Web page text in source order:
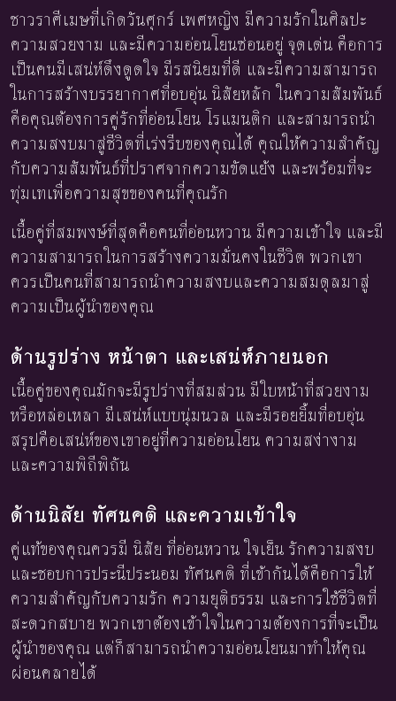
ชาวราศีเมษที่เกิดวันศุกร์ เพศหญิง มีความรักในศิลปะ
ความสวยงาม และมีความอ่อนโยนซ่อนอยู่ จุดเด่น คือการ
เป็นคนมีเสน่ห์ดึงดูดใจ มีรสนิยมที่ดี และมีความสามารถ
ในการสร้างบรรยากาศที่อบอุ่น นิสัยหลัก ในความสัมพันธ์
คือคุณต้องการคู่รักที่อ่อนโยน โรแมนติก และสามารถนำ
ความสงบมาสู่ชีวิตที่เร่งรีบของคุณได้ คุณให้ความสำคัญ
กับความสัมพันธ์ที่ปราศจากความขัดแย้ง และพร้อมที่จะ
ทุ่มเทเพื่อความสุขของคนที่คุณรัก
เนื้อคู่ที่สมพงษ์ที่สุดคือคนที่อ่อนหวาน มีความเข้าใจ และมี
ความสามารถในการสร้างความมั่นคงในชีวิต พวกเขา
ควรเป็นคนที่สามารถนำความสงบและความสมดุลมาสู่
ความเป็นผู้นำของคุณ
ด้านรูปร่าง หน้าตา และเสน่ห์ภายนอก
เนื้อคู่ของคุณมักจะมีรูปร่างที่สมส่วน มีใบหน้าที่สวยงาม
หรือหล่อเหลา มีเสน่ห์แบบนุ่มนวล และมีรอยยิ้มที่อบอุ่น
สรุปคือเสน่ห์ของเขาอยู่ที่ความอ่อนโยน ความสง่างาม
และความพิถีพิถัน
ด้านนิสัย ทัศนคติ และความเข้าใจ
คู่แท้ของคุณควรมี นิสัย ที่อ่อนหวาน ใจเย็น รักความสงบ
และชอบการประนีประนอม ทัศนคติ ที่เข้ากันได้คือการให้
ความสำคัญกับความรัก ความยุติธรรม และการใช้ชีวิตที่
สะดวกสบาย พวกเขาต้องเข้าใจในความต้องการที่จะเป็น
ผู้นำของคุณ แต่ก็สามารถนำความอ่อนโยนมาทำให้คุณ
ผ่อนคลายได้